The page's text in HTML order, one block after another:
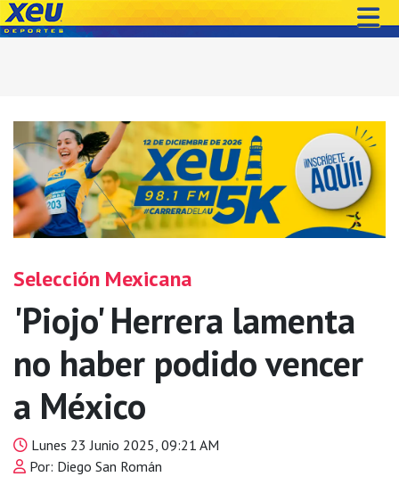
Selección Mexicana
'Piojo' Herrera lamenta
no haber podido vencer
a México
Lunes 23 Junio 2025, 09:21 AM
Por: Diego San Román